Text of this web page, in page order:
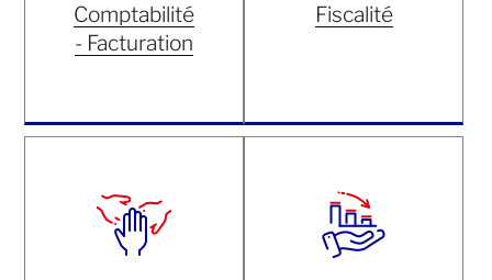
Comptabilité
- Facturation
Fiscalité